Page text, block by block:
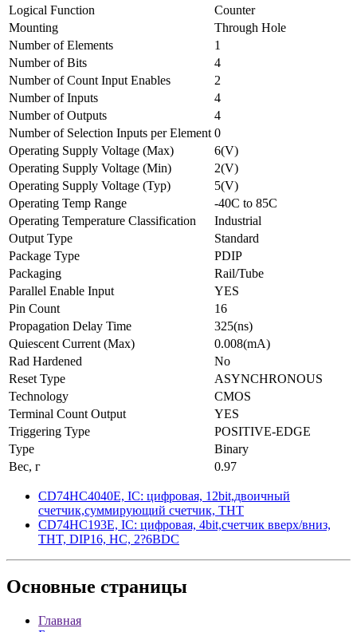
Logical Function
Counter
Mounting
Through Hole
Number of Elements
1
Number of Bits
4
Number of Count Input Enables
2
Number of Inputs
4
Number of Outputs
4
Number of Selection Inputs per Element 0
Operating Supply Voltage (Max)
6(V)
Operating Supply Voltage (Min)
2(V)
Operating Supply Voltage (Typ)
5(V)
Operating Temp Range
-40C to 85C
Operating Temperature Classification
Industrial
Output Type
Standard
Package Type
PDIP
Packaging
Rail/Tube
Parallel Enable Input
YES
Pin Count
16
Propagation Delay Time
325(ns)
Quiescent Current (Max)
0.008(mA)
Rad Hardened
No
Reset Type
ASYNCHRONOUS
Technology
CMOS
Terminal Count Output
YES
Triggering Type
POSITIVE-EDGE
Type
Binary
Вес, г
0.97
CD74HC4040E, IC: цифровая, 12bit,двоичный
счетчик,суммирующий счетчик, THT
CD74HC193E, IC: цифровая, 4bit,счетчик вверх/вниз,
THT, DIP16, HC, 2?6ВDC
Основные страницы
Главная